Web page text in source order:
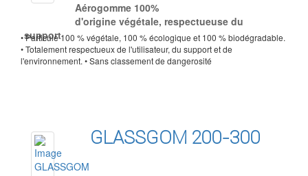
Aérogomme 100%
d'origine végétale, respectueuse du
support
• Particule 100 % végétale, 100 % écologique et 100 % biodégradable.
• Totalement respectueux de l'utilisateur, du support et de
l'environnement. • Sans classement de dangerosité
GLASSGOM 200-300